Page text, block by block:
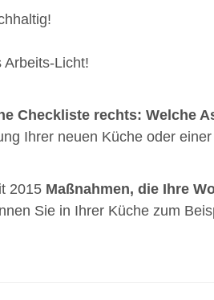
Arbeits-Licht!
Checkliste rechts: Welche
Ihrer neuen Küche oder
2015 Maßnahmen, die Ihre
Sie in Ihrer Küche zum